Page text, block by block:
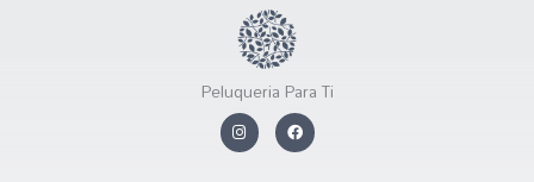
Peluqueria Para Ti
In
s
F
a
c